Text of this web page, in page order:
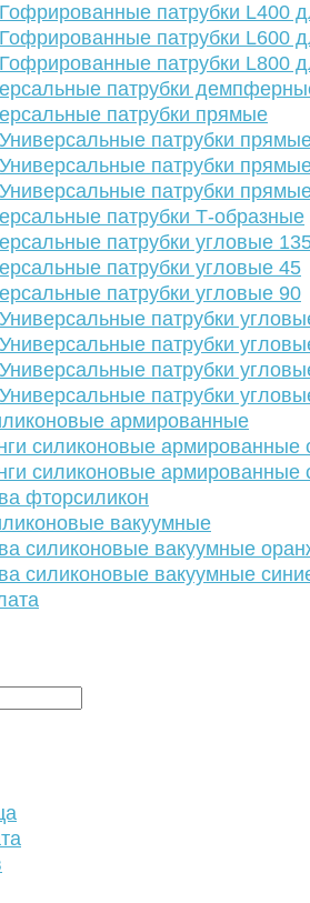
Гофрированные патрубки L400
Гофрированные патрубки L600
Гофрированные патрубки L800
патрубки
патрубки прямые
Универсальные патрубки
Универсальные патрубки
Универсальные патрубки
патрубки Т-образные
патрубки угловые
патрубки угловые 45
патрубки угловые 90
Универсальные патрубки
Универсальные патрубки
Универсальные патрубки
Универсальные патрубки
армированные
силиконовые армированные
силиконовые армированные
фторсиликон
вакуумные
силиконовые вакуумные
силиконовые вакуумные